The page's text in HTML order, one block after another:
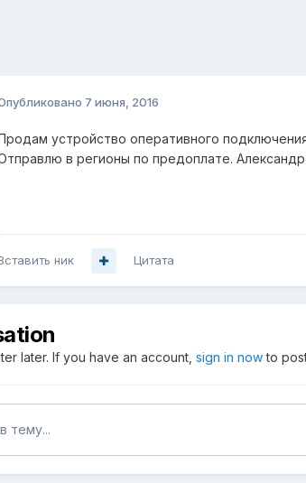
7 июня, 2016
устройство оперативного
в регионы по предоплате.
ник Цитата
later. If you have an account, sign in nowto
тему...